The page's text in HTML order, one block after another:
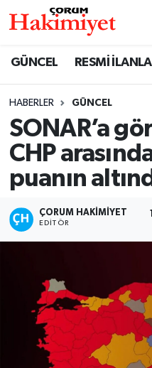
GÜNCEL RESMİ
HABERLER GÜNCEL
SONAR’a
CHP
puanın
ÇORUM HAKIMIYET
EDITÖR
SAĞLIK
ASAYİŞ
EĞİTİM
İLÇELER
Nöbetçi Eczaneler
Çorum Namaz
Trafik Durumu
Haber Arşivi